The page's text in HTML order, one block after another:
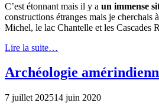
C’est étonnant mais il y a un immense
constructions étranges mais je cherchais
Michel, le lac Chantelle et les Cascades
Lire la suite…
Archéologie
7 juillet 202514 juin 2020